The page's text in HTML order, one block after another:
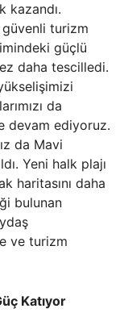
kazandı.
turizm
güçlü
daha tescilledi.
da
devam ediyoruz.
da Mavi
Yeni halk plajı
haritasını daha
bulunan
ve turizm
Katıyor